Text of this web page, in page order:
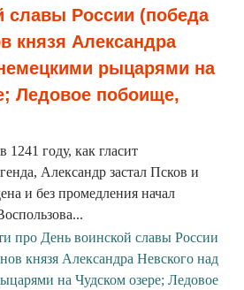
славы России (победа
князя Александра
рыцарями на
Ледовое побоище,
году, как гласит
Александр застал Псков и
и без промедления начал
про День воинской славы России
князя Александра Невского над
на Чудском озере; Ледовое